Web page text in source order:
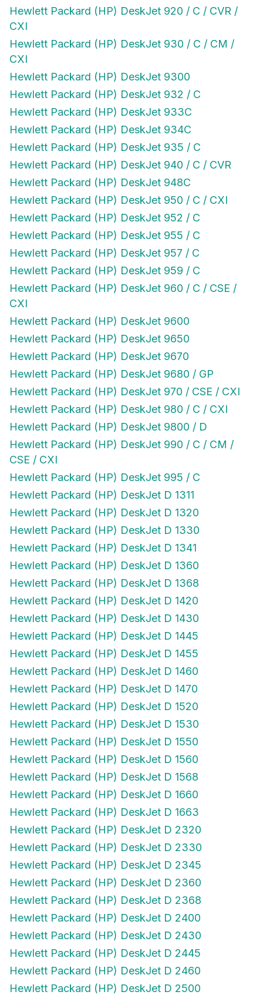
Hewlett Packard (HP) DeskJet 920 / C / CVR /
CXI
Hewlett Packard (HP) DeskJet 930 / C / CM /
CXI
Hewlett Packard (HP) DeskJet 9300
Hewlett Packard (HP) DeskJet 932 / C
Hewlett Packard (HP) DeskJet 933C
Hewlett Packard (HP) DeskJet 934C
Hewlett Packard (HP) DeskJet 935 / C
Hewlett Packard (HP) DeskJet 940 / C / CVR
Hewlett Packard (HP) DeskJet 948C
Hewlett Packard (HP) DeskJet 950 / C / CXI
Hewlett Packard (HP) DeskJet 952 / C
Hewlett Packard (HP) DeskJet 955 / C
Hewlett Packard (HP) DeskJet 957 / C
Hewlett Packard (HP) DeskJet 959 / C
Hewlett Packard (HP) DeskJet 960 / C / CSE /
CXI
Hewlett Packard (HP) DeskJet 9600
Hewlett Packard (HP) DeskJet 9650
Hewlett Packard (HP) DeskJet 9670
Hewlett Packard (HP) DeskJet 9680 / GP
Hewlett Packard (HP) DeskJet 970 / CSE / CXI
Hewlett Packard (HP) DeskJet 980 / C / CXI
Hewlett Packard (HP) DeskJet 9800 / D
Hewlett Packard (HP) DeskJet 990 / C / CM /
CSE / CXI
Hewlett Packard (HP) DeskJet 995 / C
Hewlett Packard (HP) DeskJet D 1311
Hewlett Packard (HP) DeskJet D 1320
Hewlett Packard (HP) DeskJet D 1330
Hewlett Packard (HP) DeskJet D 1341
Hewlett Packard (HP) DeskJet D 1360
Hewlett Packard (HP) DeskJet D 1368
Hewlett Packard (HP) DeskJet D 1420
Hewlett Packard (HP) DeskJet D 1430
Hewlett Packard (HP) DeskJet D 1445
Hewlett Packard (HP) DeskJet D 1455
Hewlett Packard (HP) DeskJet D 1460
Hewlett Packard (HP) DeskJet D 1470
Hewlett Packard (HP) DeskJet D 1520
Hewlett Packard (HP) DeskJet D 1530
Hewlett Packard (HP) DeskJet D 1550
Hewlett Packard (HP) DeskJet D 1560
Hewlett Packard (HP) DeskJet D 1568
Hewlett Packard (HP) DeskJet D 1660
Hewlett Packard (HP) DeskJet D 1663
Hewlett Packard (HP) DeskJet D 2320
Hewlett Packard (HP) DeskJet D 2330
Hewlett Packard (HP) DeskJet D 2345
Hewlett Packard (HP) DeskJet D 2360
Hewlett Packard (HP) DeskJet D 2368
Hewlett Packard (HP) DeskJet D 2400
Hewlett Packard (HP) DeskJet D 2430
Hewlett Packard (HP) DeskJet D 2445
Hewlett Packard (HP) DeskJet D 2460
Hewlett Packard (HP) DeskJet D 2500